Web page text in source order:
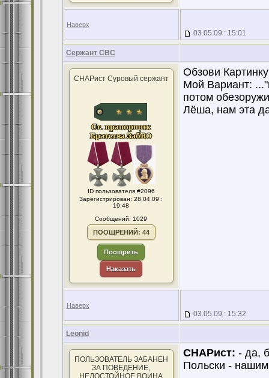
Наверх
03.05.09 : 15:01
Сержант СВС
СНАРист Суровый сержант
ID пользователя #2096
Зарегистрирован: 28.04.09 :
19:48
Сообщений: 1029
ПООЩРЕНИЙ: 44
Поощрить
Наказать
Обзови
Мой Вариант:
потом
Лёша, нам эта
Наверх
03.05.09 : 15:32
Leonid
ПОЛЬЗОВАТЕЛЬ ЗАБАНЕН
ЗА ПОВЕДЕНИЕ,
НЕДОСТОЙНОЕ ВОИНА
СНАРист: - да,
Польски -